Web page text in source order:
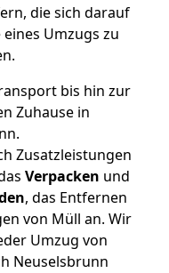
die sich darauf
Umzugs zu
bis hin zur
Zuhause in
Zusatzleistungen
Verpacken und
, das Entfernen
von Müll an. Wir
Umzug von
Neuselsbrunn